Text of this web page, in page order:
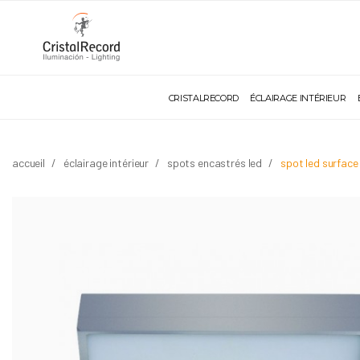
CRISTALRECORD ÉCLAIRAGE INTÉRIEUR
accueil éclairage intérieur spots encastrés led spot led